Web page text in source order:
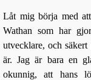
Låt mig börja med
Wathan som har
utvecklare, och
är. Jag är bara en
okunnig, att hans